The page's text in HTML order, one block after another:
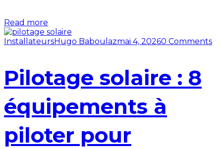
Read more
InstallateursHugo Baboulazmai 4, 20260 Comments
Pilotage solaire : 8
équipements à
piloter pour